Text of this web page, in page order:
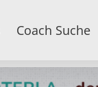
Coach Suche